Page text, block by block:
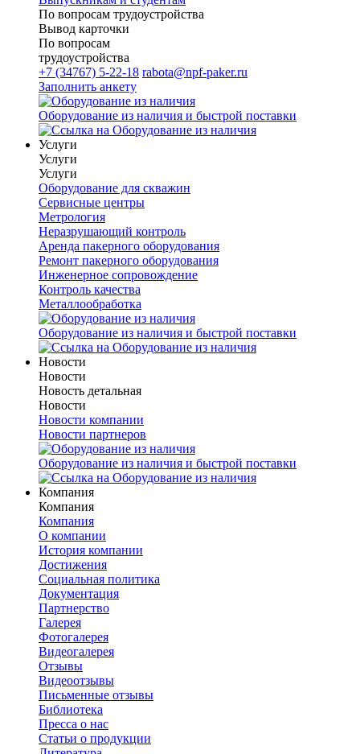
По вопросам трудоустройства
Вывод карточки
По вопросам
трудоустройства
+7 (34767) 5-22-18 rabota@npf-paker.ru
Заполнить анкету
Оборудование из наличия и быстрой поставки
Услуги
Услуги
Услуги
Оборудование для скважин
Сервисные центры
Метрология
Неразрушающий контроль
Аренда пакерного оборудования
Ремонт пакерного оборудования
Инженерное сопровождение
Контроль качества
Металлообработка
Оборудование из наличия и быстрой поставки
Новости
Новости
Новость детальная
Новости
Новости компании
Новости партнеров
Оборудование из наличия и быстрой поставки
Компания
Компания
Компания
О компании
История компании
Достижения
Социальная политика
Документация
Партнерство
Галерея
Фотогалерея
Видеогалерея
Отзывы
Видеоотзывы
Письменные отзывы
Библиотека
Пресса о нас
Статьи о продукции